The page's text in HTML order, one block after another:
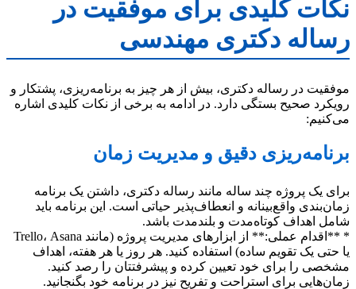
نکات کلیدی برای موفقیت در
رساله دکتری مهندسی
موفقیت در رساله دکتری، بیش از هر چیز به برنامه‌ریزی، پشتکار و
رویکرد صحیح بستگی دارد. در ادامه به برخی از نکات کلیدی اشاره
می‌کنیم:
برنامه‌ریزی دقیق و مدیریت زمان
برای یک پروژه چند ساله مانند رساله دکتری، داشتن یک برنامه
زمان‌بندی واقع‌بینانه و انعطاف‌پذیر حیاتی است. این برنامه باید
شامل اهداف کوتاه‌مدت و بلندمدت باشد.
* **اقدام عملی:** از ابزارهای مدیریت پروژه (مانند Trello، Asana
یا حتی یک تقویم ساده) استفاده کنید. هر روز یا هر هفته، اهداف
مشخصی را برای خود تعیین کرده و پیشرفتتان را رصد کنید.
زمان‌هایی برای استراحت و تفریح نیز در برنامه خود بگنجانید.